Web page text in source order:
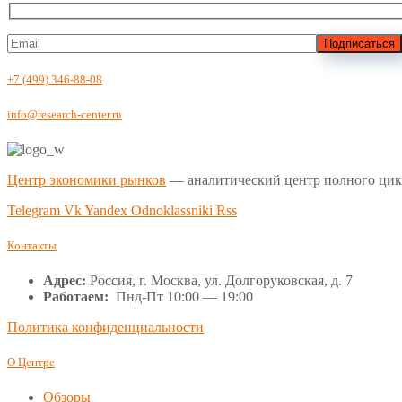
Подписаться
+7 (499) 346-88-08
info@research-center.ru
Центр экономики рынков — аналитический центр полного
Telegram VkYandex Odnoklassniki Rss
Контакты
Адрес: Россия, г. Москва, ул. Долгоруковская, д. 7
Работаем: Пнд-Пт 10:00 — 19:00
Политика конфиденциальности
О Центре
Обзоры